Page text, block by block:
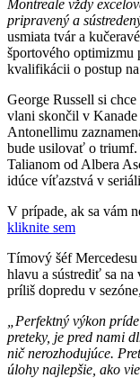
Montreale vždy
pripravený a
usmiata tvár a
športového optimizmu
kvalifikácii o postup
George Russell si
vlani skončil v
Antonellimu
bude usilovať o triumf.
Talianom od Albera
idúce víťazstvá v
V prípade, ak sa vám
kliknite sem
Tímový šéf
hlavu a sústrediť sa
príliš dopredu v
„Perfektný výkon
preteky, je pred nami
nič nerozhodujúce.
úlohy najlepšie, ako